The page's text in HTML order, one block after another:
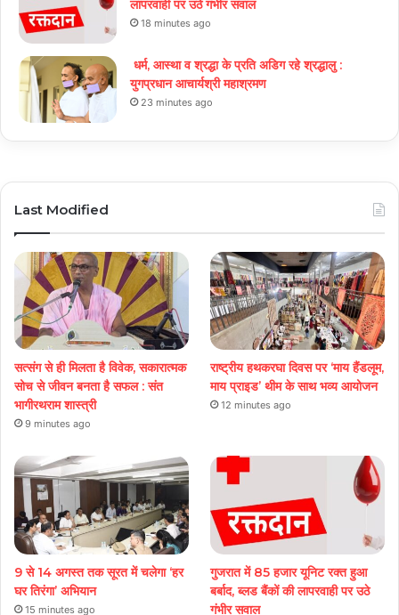
लापरवाही पर उठे गंभीर सवाल
18 minutes ago
धर्म, आस्था व श्रद्धा के प्रति अडिग रहे श्रद्धालु :
युगप्रधान आचार्यश्री महाश्रमण
23 minutes ago
Last Modified
सत्संग से ही मिलता है विवेक, सकारात्मक
सोच से जीवन बनता है सफल : संत
भागीरथराम शास्त्री
9 minutes ago
राष्ट्रीय हथकरघा दिवस पर ‘माय हैंडलूम,
माय प्राइड’ थीम के साथ भव्य आयोजन
12 minutes ago
9 से 14 अगस्त तक सूरत में चलेगा ‘हर
घर तिरंगा’ अभियान
15 minutes ago
गुजरात में 85 हजार यूनिट रक्त हुआ
बर्बाद, ब्लड बैंकों की लापरवाही पर उठे
गंभीर सवाल